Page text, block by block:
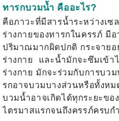
ทารกบวมน้ำ คืออะไร?
คือภาวะที่มีสารน้ำระหว่างเ
ร่างกายของทารกในครรภ์ มี
ปริมาณมากผิดปกติ กระจาย
ร่างกาย และน้ำมักจะซึมเข้า
ร่างกาย มักจะร่วมกับการบว
รกอาจบวมบางส่วนหรือทั้งห
บวมน้ำอาจเกิดได้ทุกระยะขอ
ไตรมาสแรกจนถึงครรภ์ครบก